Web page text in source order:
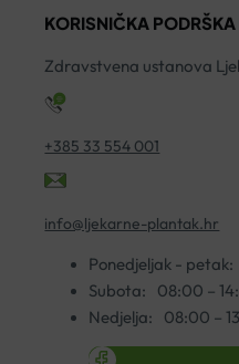
KORISNIČKA PODRŠKA
Zdravstvena ustanova
+385 33 554 001
info@ljekarne-plantak.hr
Ponedjeljak - petak:
Subota:
08:00 –
Nedjelja:
08:00 –